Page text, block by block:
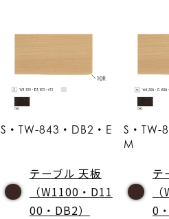
S・TW-843・DB2・E
テーブル 天板
（W1100・D11
00・DB2）
S・TW-
M
テ
0